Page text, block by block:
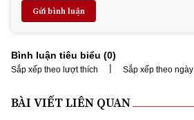
Gửi bình luận
Bình luận tiêu biểu (0)
Sắp xếp theo lượt thích | Sắp xếp theo ngày
BÀI VIẾT LIÊN QUAN